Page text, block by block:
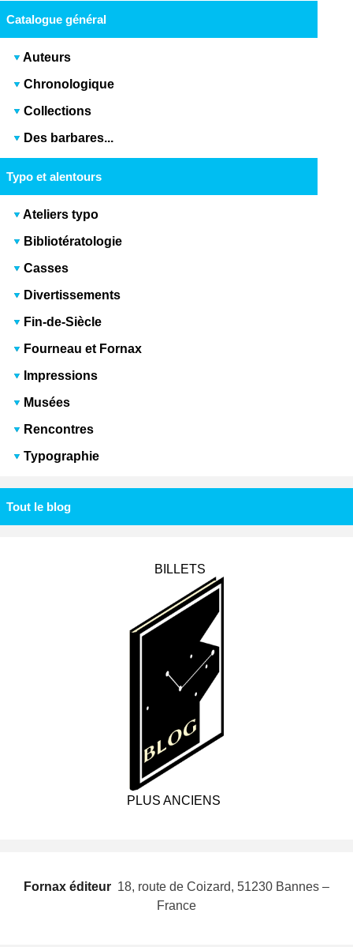
Catalogue général
Auteurs
Chronologique
Collections
Des barbares...
Typo et alentours
Ateliers typo
Bibliotératologie
Casses
Divertissements
Fin-de-Siècle
Fourneau et Fornax
Impressions
Musées
Rencontres
Typographie
Tout le blog
BILLETS
PLUS ANCIENS
Fornax éditeur  18, route de Coizard, 51230 Bannes –
France